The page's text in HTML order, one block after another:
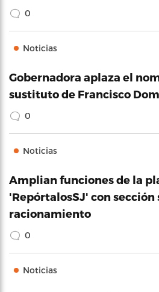
0
Noticias
Gobernadora aplaza el
sustituto de Francisco
0
Noticias
Amplian funciones de la
'RepórtalosSJ' con sección
racionamiento
0
Noticias